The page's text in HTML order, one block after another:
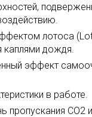
лотоса
каплями дождя.
эффект
в работе.
пропускания CO2